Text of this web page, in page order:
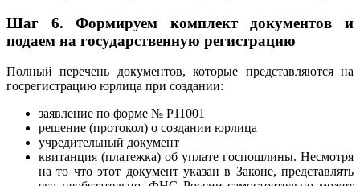
Шаг 6.Формируем комплект документов и
подаем на государственную регистрацию
Полный перечень документов, которые представляются на
госрегистрацию юрлица при создании:
заявление по форме № Р11001
решение (протокол) о создании юрлица
учредительный документ
квитанция (платежка) об уплате госпошлины. Несмотря
на то что этот документ указан в Законе, представлять